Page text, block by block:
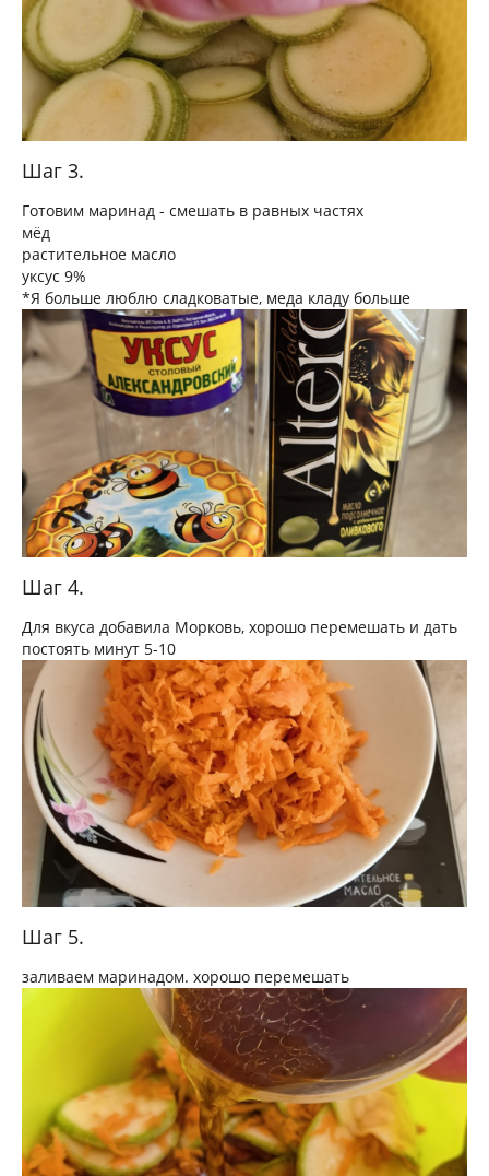
Шаг 3.
Готовим маринад - смешать в равных частях
мёд
растительное масло
уксус 9%
*Я больше люблю сладковатые, меда кладу больше
Шаг 4.
Для вкуса добавила Морковь, хорошо перемешать и дать
постоять минут 5-10
Шаг 5.
заливаем маринадом. хорошо перемешать